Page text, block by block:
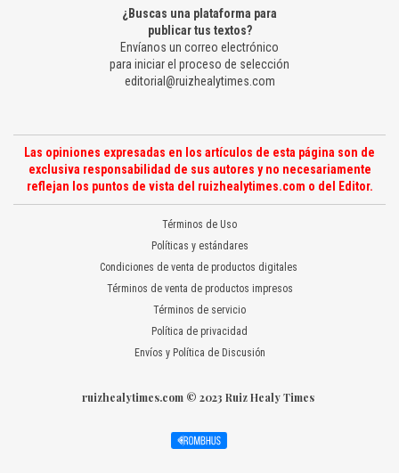
¿Buscas una plataforma para
publicar tus textos?
Envíanos un correo electrónico
para iniciar el proceso de selección
editorial@ruizhealytimes.com
Las opiniones expresadas en los artículos de esta página son de
exclusiva responsabilidad de sus autores y no necesariamente
reflejan los puntos de vista del ruizhealytimes.com o del Editor.
Términos de Uso
Políticas y estándares
Condiciones de venta de productos digitales
Términos de venta de productos impresos
Términos de servicio
Política de privacidad
Envíos y Política de Discusión
ruizhealytimes.com © 2023 Ruiz Healy Times